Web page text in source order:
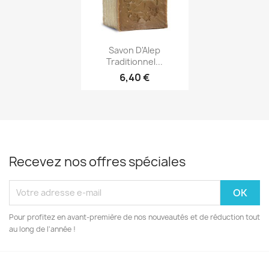
Aperçu rapide
Savon D'Alep
Traditionnel...
6,40 €
Recevez nos offres spéciales
Pour profitez en avant-première de nos nouveautés et de réduction tout
au long de l'année !